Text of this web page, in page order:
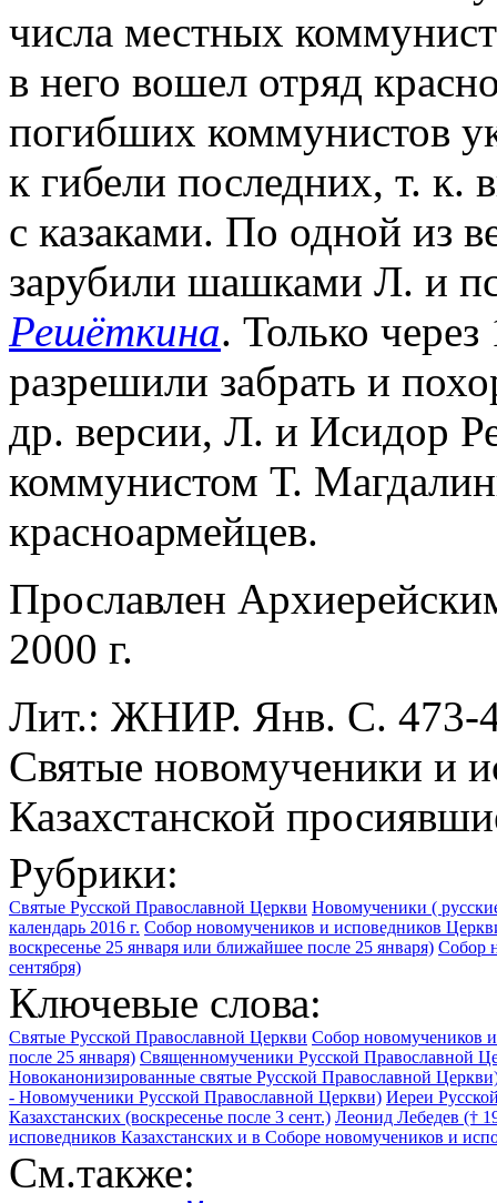
числа местных
в него вошел отряд
погибших коммунистов
к гибели последних, т. к.
с казаками. По одной из
зарубили шашками Л. и
Решёткина. Только
разрешили забрать и
др. версии, Л. и Исидор
коммунистом Т.
красноармейцев.
Прославлен
2000 г.
Лит.: ЖНИР. Янв. С. 473-
Святые новомученики и
Казахстанской
Рубрики:
Святые Русской Православной Церкви Новомученики (
календарь 2016 г. Собор новомучеников и исповедников
воскресенье 25 января или ближайшее после 25 января) Собор
сентября)
Ключевые слова:
Святые Русской Православной Церкви Собор новомучеников
после 25 января) Священномученики Русской Православной
Новоканонизированные святые Русской Православной
- Новомученики Русской Православной Церкви) Иереи
Казахстанских (воскресенье после 3 сент.) Леонид Лебедев (†
исповедников Казахстанских и в Соборе новомучеников и
См.также: